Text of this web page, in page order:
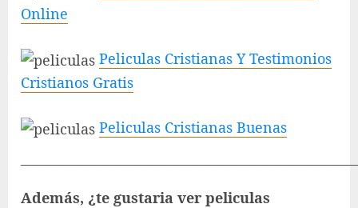
Online
Peliculas Cristianas Y Testimonios
Cristianos Gratis
Peliculas Cristianas Buenas
Además, ¿te gustaria ver peliculas